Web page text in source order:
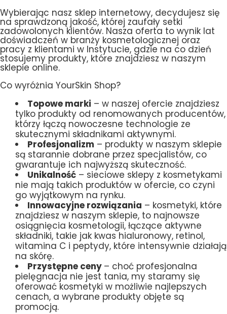
Wybierając nasz sklep internetowy, decydujesz się
na sprawdzoną jakość, której zaufały setki
zadowolonych klientów. Nasza oferta to wynik lat
doświadczeń w branży kosmetologicznej oraz
pracy z klientami w Instytucie, gdzie na co dzień
stosujemy produkty, które znajdziesz w naszym
sklepie online.
Co wyróżnia YourSkin Shop?
Topowe marki – w naszej ofercie znajdziesz
tylko produkty od renomowanych producentów,
którzy łączą nowoczesne technologie ze
skutecznymi składnikami aktywnymi.
Profesjonalizm – produkty w naszym sklepie
są starannie dobrane przez specjalistów, co
gwarantuje ich najwyższą skuteczność.
Unikalność – sieciowe sklepy z kosmetykami
nie mają takich produktów w ofercie, co czyni
go wyjątkowym na rynku.
Innowacyjne rozwiązania – kosmetyki, które
znajdziesz w naszym sklepie, to najnowsze
osiągnięcia kosmetologii, łączące aktywne
składniki, takie jak kwas hialuronowy, retinol,
witamina C i peptydy, które intensywnie działają
na skórę.
Przystępne ceny – choć profesjonalna
pielęgnacja nie jest tania, my staramy się
oferować kosmetyki w możliwie najlepszych
cenach, a wybrane produkty objęte są
promocją.